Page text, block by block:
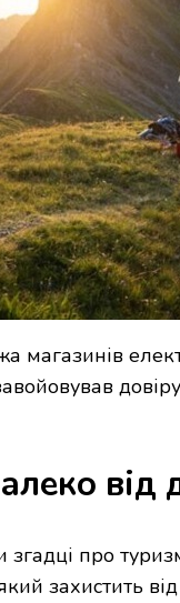
від
про
захистить